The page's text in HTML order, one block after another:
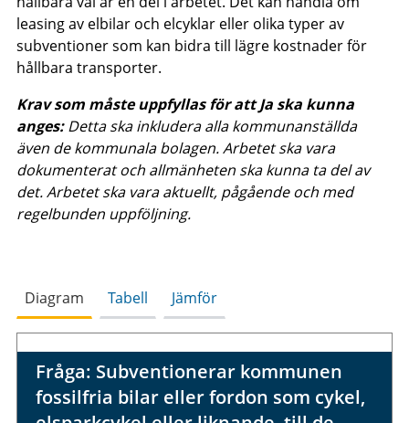
leasing av elbilar och elcyklar eller olika typer av
subventioner som kan bidra till lägre kostnader för
hållbara transporter.
Krav som måste uppfyllas för att Ja ska kunna
anges:Detta ska inkludera alla kommunanställda
även de kommunala bolagen. Arbetet ska vara
dokumenterat och allmänheten ska kunna ta del av
det. Arbetet ska vara aktuellt, pågående och med
regelbunden uppföljning.
Diagram Tabell Jämför
Fråga: Subventionerar kommunen
fossilfria bilar eller fordon som cykel,